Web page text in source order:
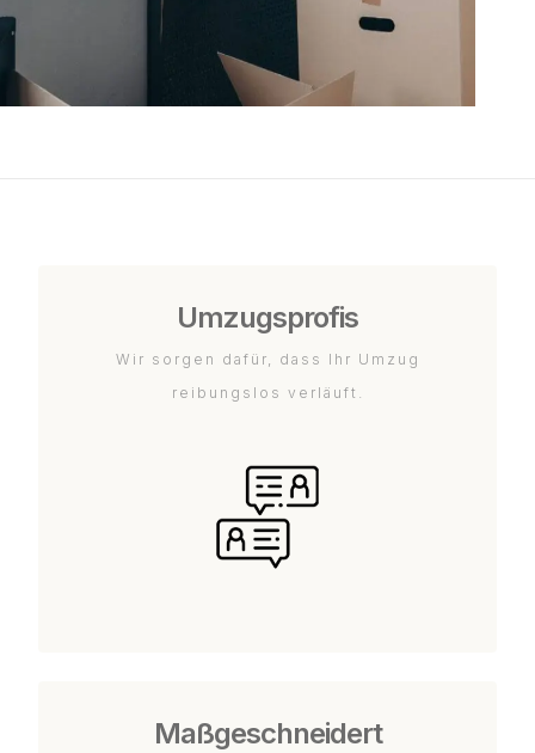
Umzugsprofis
Wir sorgen dafür, dass Ihr Umzug
reibungslos verläuft.
Maßgeschneidert